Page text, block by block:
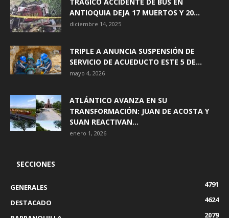
ANTIOQUIA DEJA 17 MUERTOS Y 20...
diciembre 14, 2025
TRIPLE A ANUNCIA SUSPENSIÓN DE
SERVICIO DE ACUEDUCTO ESTE 5 DE...
mayo 4, 2026
ATLÁNTICO AVANZA EN SU
TRANSFORMACIÓN: JUAN DE ACOSTA Y
SUAN REACTIVAN...
enero 1, 2026
SECCIONES
GENERALES
4791
DESTACADO
4624
2079